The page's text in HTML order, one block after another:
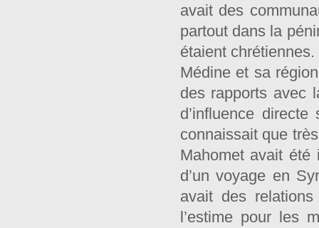
avait des
partout dans la
étaient
Médine et sa
des rapports avec
d’influence
connaissait que
Mahomet avait été
d’un voyage en
avait des
l’estime pour les